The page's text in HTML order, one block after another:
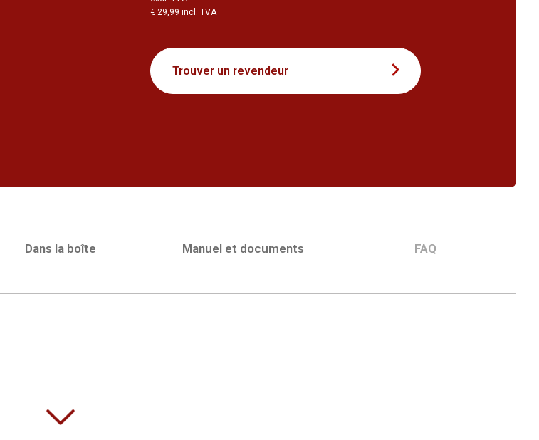
€ 29,99 incl. TVA
Trouver un revendeur
Dans la boîte Manuel et documents FAQ